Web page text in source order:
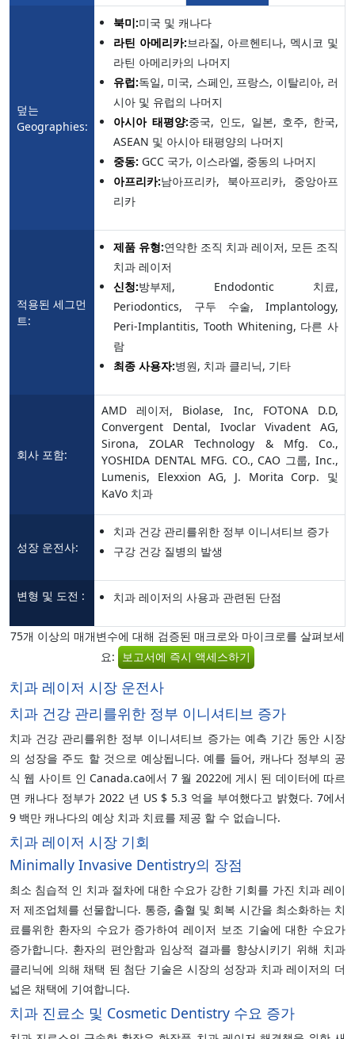
덮는
Geographies:
북미:미국 및 캐나다
라틴 아메리카:브라질, 아르헨티나, 멕시코 및
라틴 아메리카의 나머지
유럽:독일, 미국, 스페인, 프랑스, 이탈리아, 러
시아 및 유럽의 나머지
아시아 태평양:중국, 인도, 일본, 호주, 한국,
ASEAN 및 아시아 태평양의 나머지
중동: GCC 국가, 이스라엘, 중동의 나머지
아프리카:남아프리카, 북아프리카, 중앙아프
리카
적용된 세그먼
트:
제품 유형:연약한 조직 치과 레이저, 모든 조직
치과 레이저
신청:방부제, Endodontic 치료,
Periodontics, 구두 수술, Implantology,
Peri-Implantitis, Tooth Whitening, 다른 사
람
최종 사용자:병원, 치과 클리닉, 기타
회사 포함:
AMD 레이저, Biolase, Inc, FOTONA D.D,
Convergent Dental, Ivoclar Vivadent AG,
Sirona, ZOLAR Technology & Mfg. Co.,
YOSHIDA DENTAL MFG. CO., CAO 그룹, Inc.,
Lumenis, Elexxion AG, J. Morita Corp. 및
KaVo 치과
성장 운전사:
치과 건강 관리를위한 정부 이니셔티브 증가
구강 건강 질병의 발생
변형 및 도전 : 치과 레이저의 사용과 관련된 단점
75개 이상의 매개변수에 대해 검증된 매크로와 마이크로를 살펴보세
요: 보고서에 즉시 액세스하기
치과 레이저 시장 운전사
치과 건강 관리를위한 정부 이니셔티브 증가
치과 건강 관리를위한 정부 이니셔티브 증가는 예측 기간 동안 시장
의 성장을 주도 할 것으로 예상됩니다. 예를 들어, 캐나다 정부의 공
식 웹 사이트 인 Canada.ca에서 7 월 2022에 게시 된 데이터에 따르
면 캐나다 정부가 2022 년 US $ 5.3 억을 부여했다고 밝혔다. 7에서
9 백만 캐나다의 예상 치과 치료를 제공 할 수 없습니다.
치과 레이저 시장 기회
Minimally Invasive Dentistry의 장점
최소 침습적 인 치과 절차에 대한 수요가 강한 기회를 가진 치과 레이
저 제조업체를 선물합니다. 통증, 출혈 및 회복 시간을 최소화하는 치
료를위한 환자의 수요가 증가하여 레이저 보조 기술에 대한 수요가
증가합니다. 환자의 편안함과 임상적 결과를 향상시키기 위해 치과
클리닉에 의해 채택 된 첨단 기술은 시장의 성장과 치과 레이저의 더
넓은 채택에 기여합니다.
치과 진료소 및 Cosmetic Dentistry 수요 증가